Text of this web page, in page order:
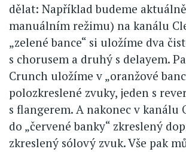
dělat: Například budeme
manuálním režimu) na kanálu
„zelené bance“ si uložíme dva
s chorusem a druhý s delayem.
Crunch uložíme v „oranžové
polozkreslené zvuky, jeden s
s flangerem. A nakonec v kanálu
do „červené banky“ zkreslený
zkreslený sólový zvuk. Vše pak